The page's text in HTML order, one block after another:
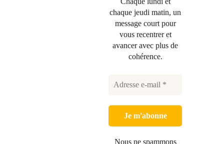
chaque jeudi matin, un
message court pour
vous recentrer et
avancer avec plus de
cohérence.
Nous ne spammons